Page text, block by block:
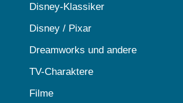
Disney-Klassiker
Disney / Pixar
Dreamworks und andere
TV-Charaktere
Filme